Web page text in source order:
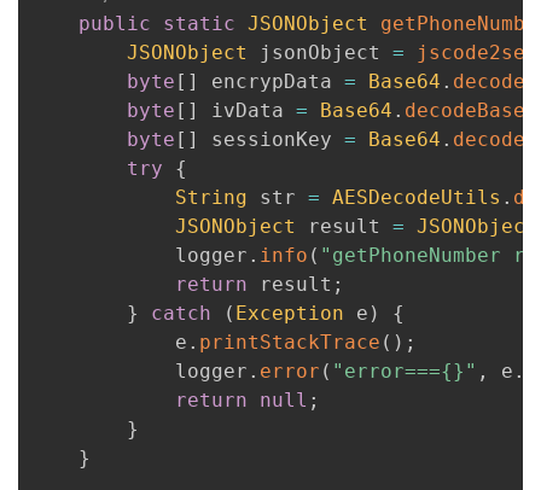
public
static JSONObject
JSONObject
jsonObject =
byte [ ] encrypData = Base64 .
byte [ ] ivData = Base64 .
byte [ ] sessionKey = Base64 .
try
{
String str = AESDecodeUtils .
JSONObject
result = JSONObject
            logger
. info ( "getPhoneNumber
return result ;
}
catch ( Exception e )
{
            e
. printStackTrace ( ) ;
            logger
. error ( "error==={}" , e .
return
null ;
}
}